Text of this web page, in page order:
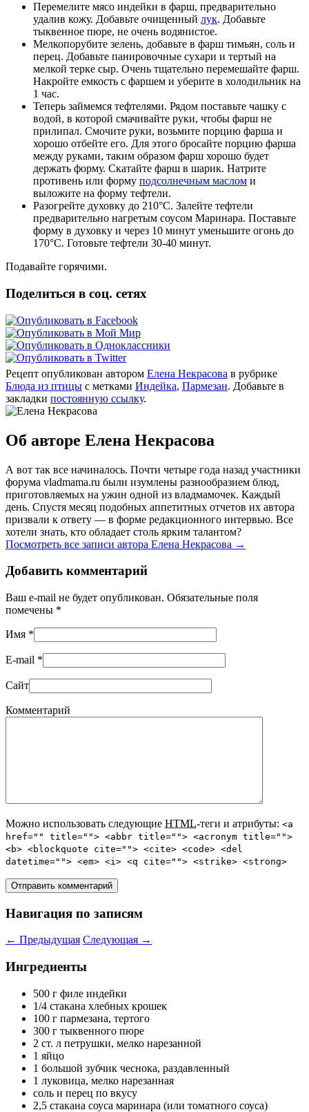
Перемелите мясо индейки в фарш, предварительно
удалив кожу. Добавьте очищенный лук. Добавьте
тыквенное пюре, не очень водянистое.
Мелкопорубите зелень, добавьте в фарш тимьян, соль и
перец. Добавьте панировочные сухари и тертый на
мелкой терке сыр. Очень тщательно перемешайте фарш.
Накройте емкость с фаршем и уберите в холодильник на
1 час.
Теперь займемся тефтелями. Рядом поставьте чашку с
водой, в которой смачивайте руки, чтобы фарш не
прилипал. Смочите руки, возьмите порцию фарша и
хорошо отбейте его. Для этого бросайте порцию фарша
между руками, таким образом фарш хорошо будет
держать форму. Скатайте фарш в шарик. Натрите
противень или форму подсолнечным маслом и
выложите на форму тефтели.
Разогрейте духовку до 210°C. Залейте тефтели
предварительно нагретым соусом Маринара. Поставьте
форму в духовку и через 10 минут уменьшите огонь до
170°C. Готовьте тефтели 30-40 минут.
Подавайте горячими.
Поделиться в соц. сетях
Рецепт опубликован автором Елена Некрасова в рубрике
Блюда из птицы с метками Индейка, Пармезан. Добавьте в
закладки постоянную ссылку.
Об авторе Елена Некрасова
А вот так все начиналось. Почти четыре года назад участники
форума vladmama.ru были изумлены разнообразием блюд,
приготовляемых на ужин одной из владмамочек. Каждый
день. Спустя месяц подобных аппетитных отчетов их автора
призвали к ответу — в форме редакционного интервью. Все
хотели знать, кто обладает столь ярким талантом?
Посмотреть все записи автора Елена Некрасова →
Добавить комментарий
Ваш e-mail не будет опубликован. Обязательные поля
помечены *
Имя *
E-mail *
Сайт
Комментарий
Можно использовать следующие HTML-теги и атрибуты: <a
href="" title=""> <abbr title=""> <acronym title="">
<b> <blockquote cite=""> <cite> <code> <del
datetime=""> <em> <i> <q cite=""> <strike> <strong>
Навигация по записям
← Предыдущая Следующая →
Ингредиенты
500 г филе индейки
1/4 стакана хлебных крошек
100 г пармезана, тертого
300 г тыквенного пюре
2 ст. л петрушки, мелко нарезанной
1 яйцо
1 большой зубчик чеснока, раздавленный
1 луковица, мелко нарезанная
соль и перец по вкусу
2,5 стакана соуса маринара (или томатного соуса)